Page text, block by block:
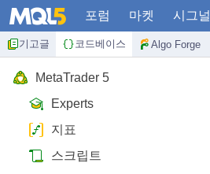
포럼 마켓 시그널
기고글 코드베이스 Algo Forge
MetaTrader 5
Experts
지표
스크립트